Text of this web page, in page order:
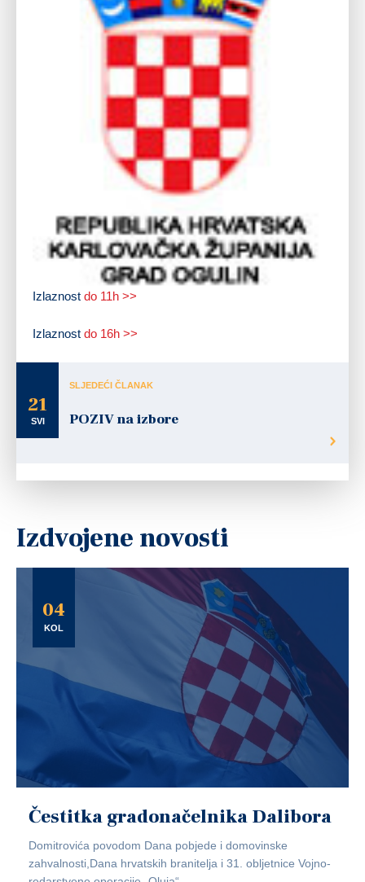
Izlaznost do 11h >>
Izlaznost do 16h >>
21
SVI
SLJEDEĆI ČLANAK
POZIV na izbore
Izdvojene novosti
04
KOL
Čestitka gradonačelnika Dalibora
Domitrovića povodom Dana pobjede i domovinske
zahvalnosti,Dana hrvatskih branitelja i 31. obljetnice Vojno-